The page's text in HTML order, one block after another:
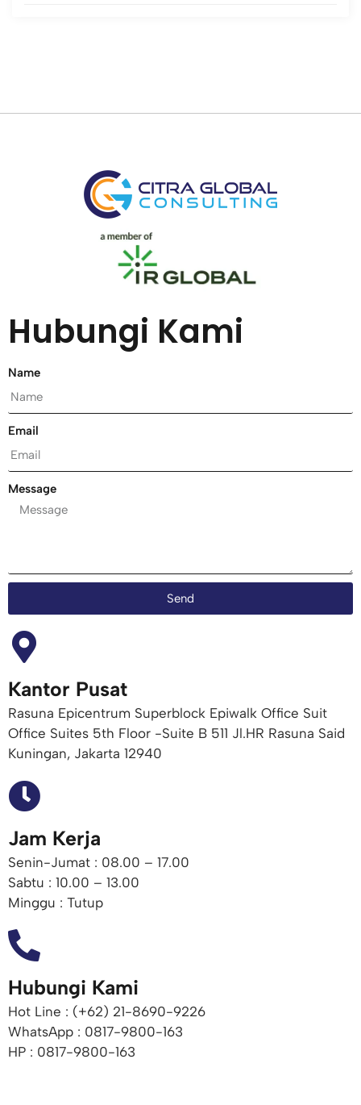
Hubungi Kami
Name
Email
Message
Send
Kantor Pusat
Rasuna Epicentrum Superblock Epiwalk Office Suit
Office Suites 5th Floor -Suite B 511 Jl.HR Rasuna Said
Kuningan, Jakarta 12940
Jam Kerja
Senin-Jumat : 08.00 – 17.00
Sabtu : 10.00 – 13.00
Minggu : Tutup
Hubungi Kami
Hot Line : (+62) 21-8690-9226​
WhatsApp : 0817-9800-163
HP : 0817-9800-163